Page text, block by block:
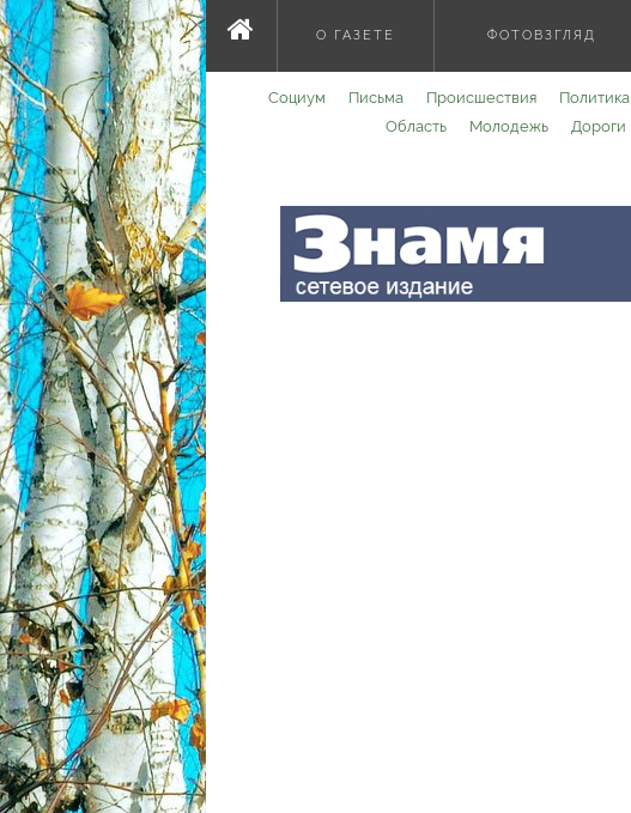
О ГАЗЕТЕ ФОТОВЗГЛЯД
Социум Письма Происшествия Политика
Область
Молодежь Дороги